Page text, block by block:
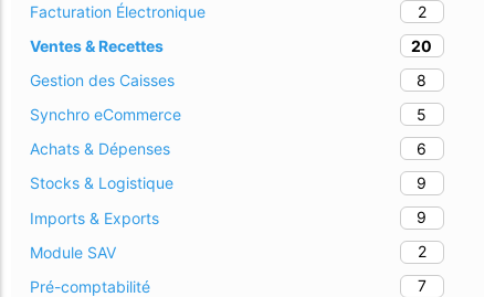
Facturation Électronique
2
Ventes & Recettes
20
Gestion des Caisses
8
Synchro eCommerce
5
Achats & Dépenses
6
Stocks & Logistique
9
Imports & Exports
9
Module SAV
2
Pré-comptabilité
7